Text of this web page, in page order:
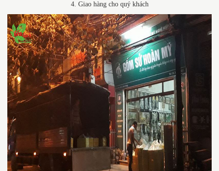
4. Giao hàng cho quý khách